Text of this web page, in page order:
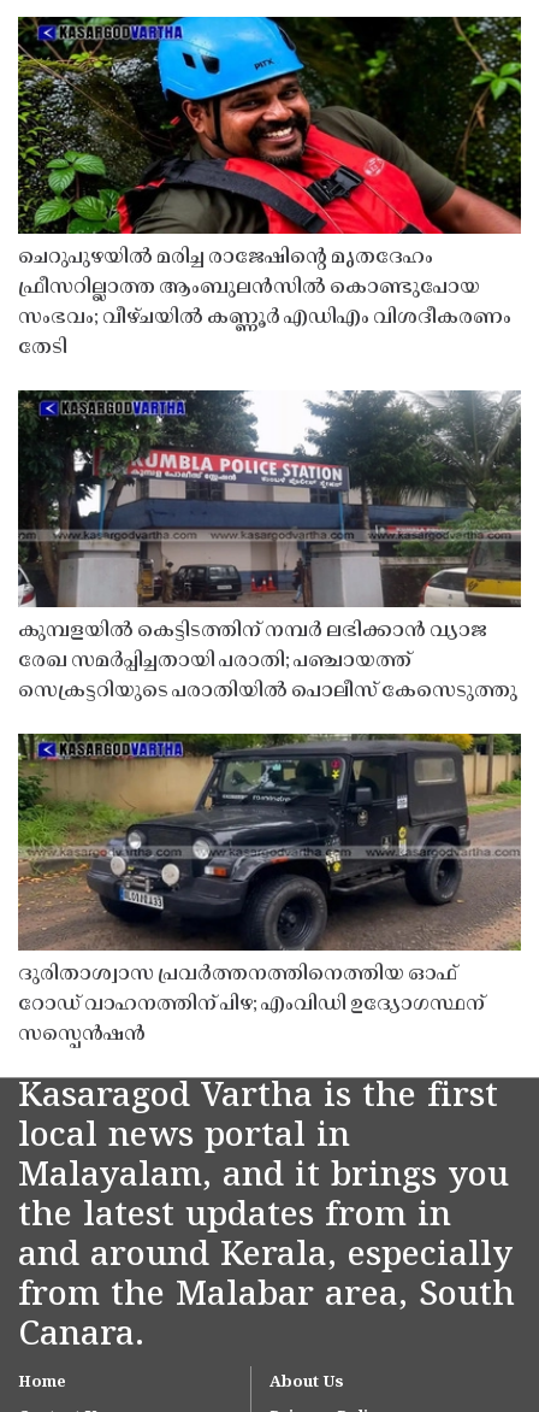
ചെറുപുഴയിൽ മരിച്ച രാജേഷിൻ്റെ മൃതദേഹം
ഫ്രീസറില്ലാത്ത ആംബുലൻസിൽ കൊണ്ടുപോയ
സംഭവം; വീഴ്ചയിൽ കണ്ണൂർ എഡിഎം വിശദീകരണം
തേടി
കുമ്പളയിൽ കെട്ടിടത്തിന് നമ്പർ ലഭിക്കാൻ വ്യാജ
രേഖ സമർപ്പിച്ചതായി പരാതി; പഞ്ചായത്ത്
സെക്രട്ടറിയുടെ പരാതിയിൽ പൊലീസ് കേസെടുത്തു
ദുരിതാശ്വാസ പ്രവർത്തനത്തിനെത്തിയ ഓഫ്
റോഡ് വാഹനത്തിന് പിഴ; എംവിഡി ഉദ്യോഗസ്ഥന്
സസ്പെൻഷൻ
Kasaragod Vartha is the first
local news portal in
Malayalam, and it brings you
the latest updates from in
and around Kerala, especially
from the Malabar area, South
Canara.
Home
About Us